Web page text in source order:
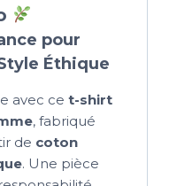
pour
Éthique
avec ce t-shirt
, fabriqué
de coton
. Une pièce